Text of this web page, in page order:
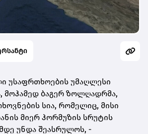
უსაფრთხოების უმაღლესი
მოჰამედ ბაგერ ზოლღადრმა,
სია, რომელიც, მისი
მიერ ჰორმუზის სრუტის
უნდა შეასრულოს, -